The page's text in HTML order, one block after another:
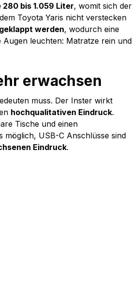
bis 1.059 Liter, womit sich der
Toyota Yaris nicht verstecken
werden, wodurch eine
Augen leuchten: Matratze rein und
erwachsen
muss. Der Inster wirkt
hochqualitativen Eindruck.
Tische und einen
möglich, USB-C Anschlüsse sind
Eindruck.